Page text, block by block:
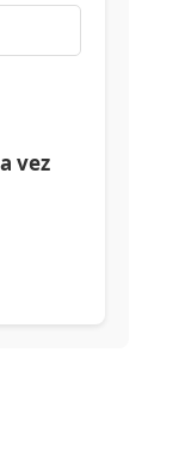
vez